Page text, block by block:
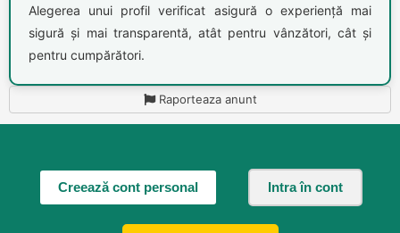
Alegerea unui profil verificat asigură o experiență mai
sigură și mai transparentă, atât pentru vânzători, cât și
pentru cumpărători.
Raporteaza anunt
Creează cont personal Intra în cont